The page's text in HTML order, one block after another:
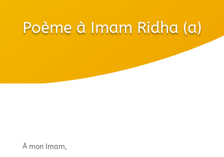
Poème à Imam Ridha (a)
À mon Imam,